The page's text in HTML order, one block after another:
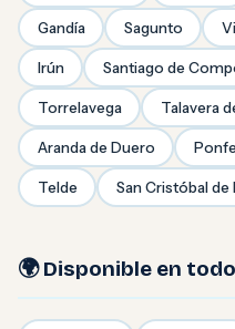
Gandía Sagunto
Irún Santiago de
Torrelavega Talavera
Aranda de Duero
Telde San Cristóbal de
🌍 Disponible en